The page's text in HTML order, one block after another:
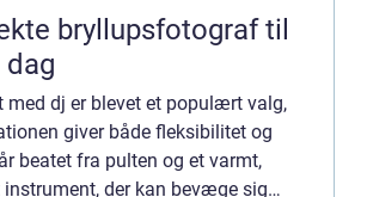
bryllupsfotograf til
med dj er blevet et populært valg,
giver både fleksibilitet og
beatet fra pulten og et varmt,
der kan bevæge sig